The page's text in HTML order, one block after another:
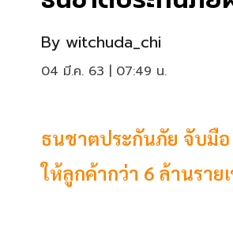
By witchuda_chi
04 มี.ค. 63 | 07:49 น.
ธนชาตประกันภัย จับมื
ให้ลูกค้ากว่า 6 ล้านรา